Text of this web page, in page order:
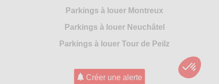
Créer une alerte
Parkings à louer Montreux
Parkings à louer Neuchâtel
Parkings à louer Tour de Peilz